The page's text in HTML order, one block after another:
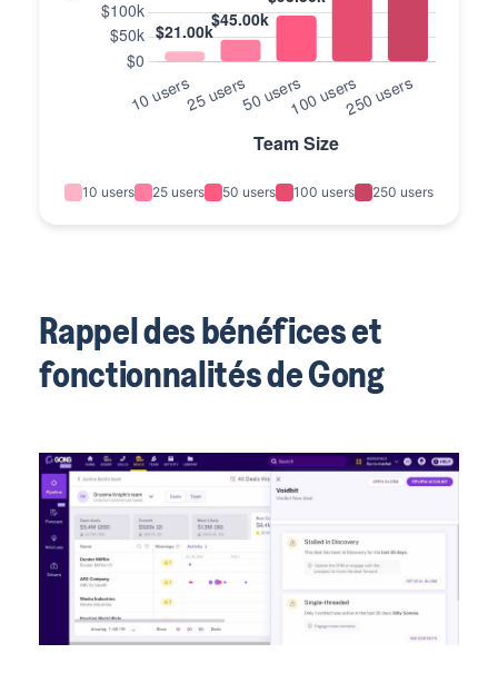
10 users 25 users 50 users 100 users 250 users
Rappel des bénéfices et
fonctionnalités de Gong